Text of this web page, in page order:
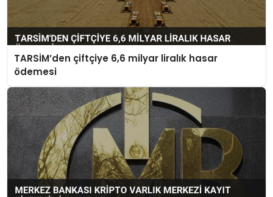
TARSİM’den çiftçiye 6,6 milyar liralık hasar
ödemesi